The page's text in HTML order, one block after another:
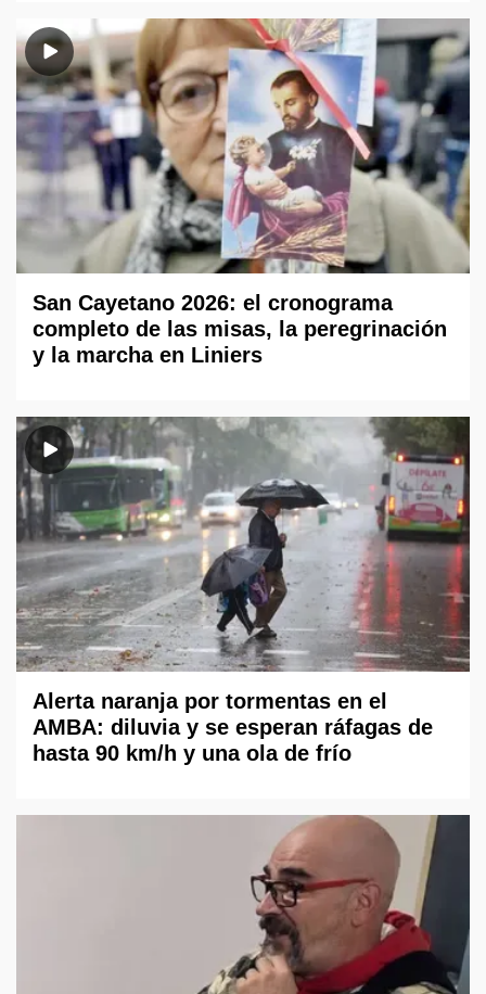
San Cayetano 2026: el cronograma
completo de las misas, la peregrinación
y la marcha en Liniers
Alerta naranja por tormentas en el
AMBA: diluvia y se esperan ráfagas de
hasta 90 km/h y una ola de frío